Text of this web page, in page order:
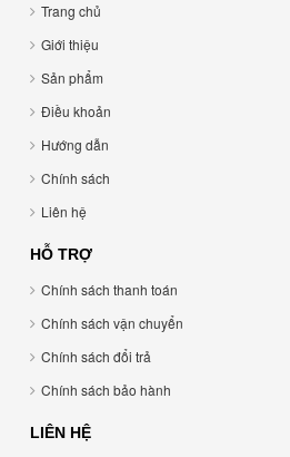
Trang chủ
Giới thiệu
Sản phẩm
Điều khoản
Hướng dẫn
Chính sách
Liên hệ
HỖ TRỢ
Chính sách thanh toán
Chính sách vận chuyển
Chính sách đổi trả
Chính sách bảo hành
LIÊN HỆ